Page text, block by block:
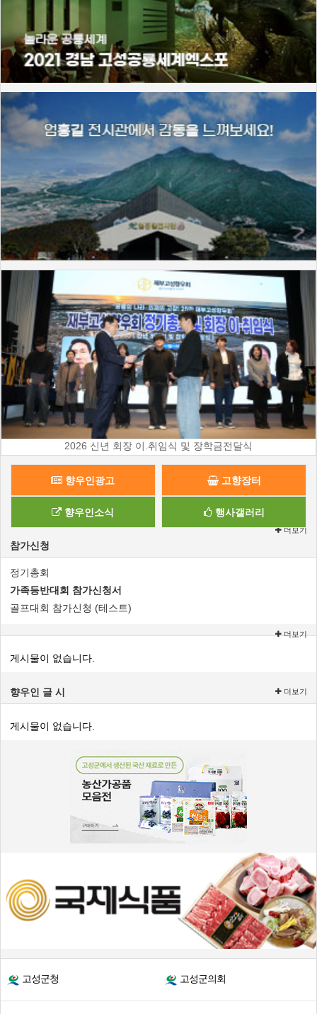
2026 신년 회장 이.취임식 및 장학금전달식
향우인광고 고향장터
향우인소식 행사갤러리
참가신청
정기총회
가족등반대회 참가신청서
골프대회 참가신청 (테스트)
더보기
게시물이 없습니다.
더보기
향우인 글 시
게시물이 없습니다.
더보기
고성군청 고성군의회